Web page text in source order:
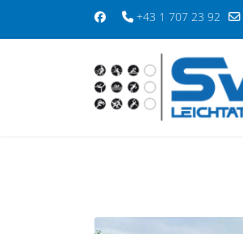
+43 1 707 23 92